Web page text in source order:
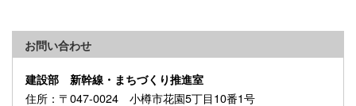
お問い合わせ
建設部 新幹線・まちづくり推進室
住所 ：〒047-0024 小樽市花園5丁目10番1号